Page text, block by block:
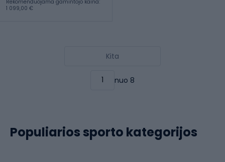
Rekomenduojama gamintojo kaina:
1 099,00 €
Kita
nuo 8
Populiarios sporto kategorijos